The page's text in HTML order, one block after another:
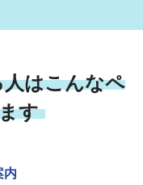
はこんなペ
す
内